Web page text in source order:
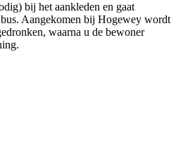
bij het aankleden en gaat
Aangekomen bij Hogewey wordt
waarna u de bewoner